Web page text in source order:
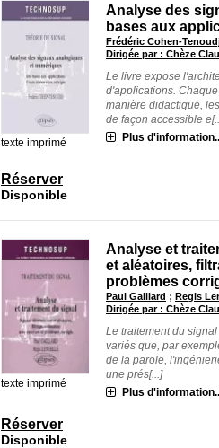
texte imprimé
Analyse des
bases aux
Frédéric Cohen-
Dirigée par : Chèze
Le livre expose
d'applications.
manière didactique,
de façon accessible
Plus
Réserver
Disponible
texte imprimé
Analyse et
et aléatoires,
problèmes
Paul Gaillard ;Regis
Dirigée par : Chèze
Le traitement du
variés que, par
de la parole,
une prés[...]
Plus
Réserver
Disponible